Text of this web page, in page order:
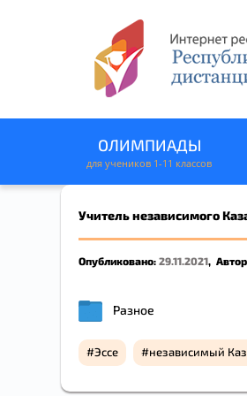
ОЛИМПИАДЫ
для учеников 1-11 классов
Учитель независимого
Опубликовано: 29.11.2021,
Разное
Эссе независимый